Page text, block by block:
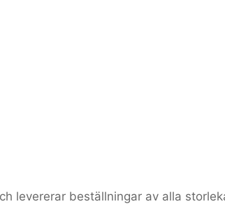
levererar beställningar av alla